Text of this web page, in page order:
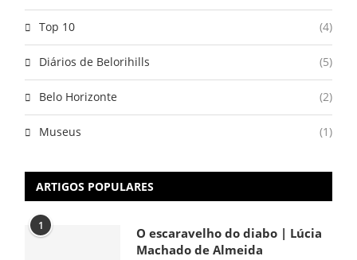
Top 10 (4)
Diários de Belorihills (5)
Belo Horizonte (2)
Museus (1)
ARTIGOS POPULARES
1
O escaravelho do diabo | Lúcia
Machado de Almeida